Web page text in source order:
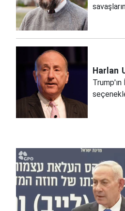
Harlan
Trump'ın